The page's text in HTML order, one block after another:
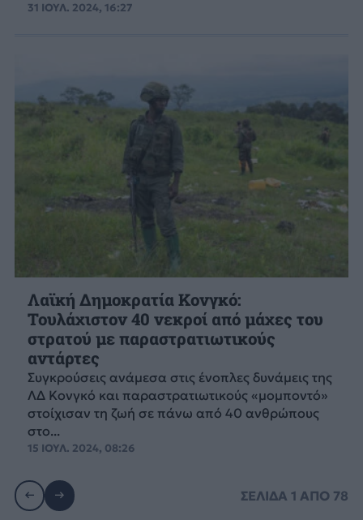
31 ΙΟΥΛ. 2024, 16:27
Λαϊκή Δημοκρατία Κονγκό:
Τουλάχιστον 40 νεκροί από μάχες του
στρατού με παραστρατιωτικούς
αντάρτες
Συγκρούσεις ανάμεσα στις ένοπλες δυνάμεις της
ΛΔ Κονγκό και παραστρατιωτικούς «μομποντό»
στοίχισαν τη ζωή σε πάνω από 40 ανθρώπους
στο...
15 ΙΟΥΛ. 2024, 08:26
ΣΕΛΙΔΑ1 ΑΠΟ 78